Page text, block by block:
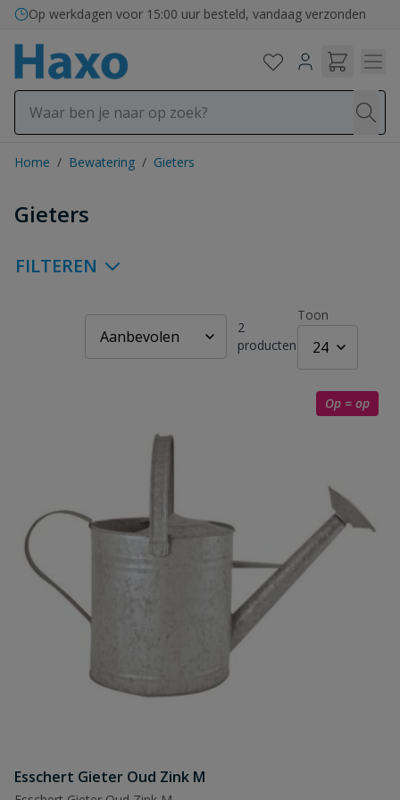
Ga naar de inhoud
Op werkdagen voor 15:00 uur besteld, vandaag verzonden
Home / Bewatering / Gieters
Gieters
FILTEREN
2
producten
Toon
Op = op
Esschert Gieter Oud Zink M